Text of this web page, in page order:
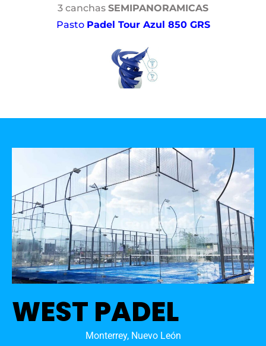
3 canchas SEMIPANORAMICAS
Pasto Padel Tour Azul 850 GRS
WEST PADEL
Monterrey, Nuevo León